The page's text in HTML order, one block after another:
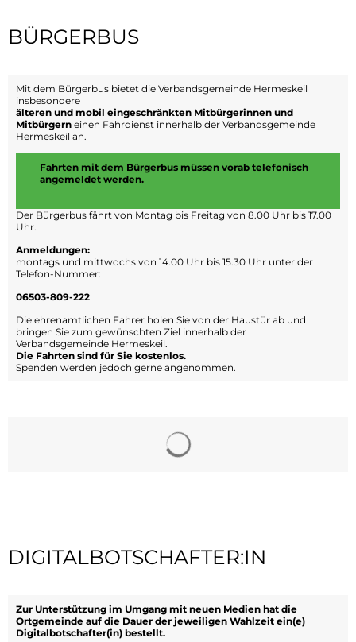
Kirche
Seniorenleben
BÜRGERBUS
Mit dem Bürgerbus bietet die Verbandsgemeinde Hermeskeil
insbesondere
älteren und mobil eingeschränkten Mitbürgerinnen und
Mitbürgern einen Fahrdienst innerhalb der Verbandsgemeinde
Hermeskeil an.
Fahrten mit dem Bürgerbus müssen vorab telefonisch
angemeldet werden.
Der Bürgerbus fährt von Montag bis Freitag von 8.00 Uhr bis 17.00
Uhr.
Anmeldungen:
montags und mittwochs von 14.00 Uhr bis 15.30 Uhr unter der
Telefon-Nummer:
06503-809-222
Die ehrenamtlichen Fahrer holen Sie von der Haustür ab und
bringen Sie zum gewünschten Ziel innerhalb der
Verbandsgemeinde Hermeskeil.
Die Fahrten sind für Sie kostenlos.
Spenden werden jedoch gerne angenommen.
DIGITALBOTSCHAFTER:IN
Zur Unterstützung im Umgang mit neuen Medien hat die
Ortgemeinde auf die Dauer der jeweiligen Wahlzeit ein(e)
Digitalbotschafter(in) bestellt.